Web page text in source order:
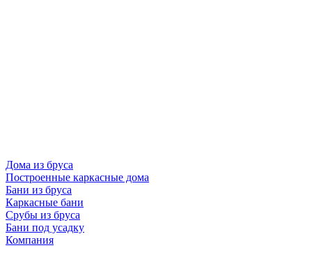
Дома из бруса
Построенные каркасные дома
Бани из бруса
Каркасные бани
Срубы из бруса
Бани под усадку
Компания